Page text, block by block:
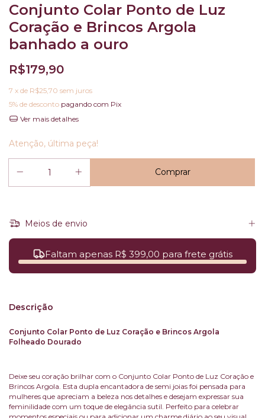
Conjunto Colar Ponto de Luz
Coração e Brincos Argola
banhado a ouro
R$179,90
7 x de R$25,70 sem juros
5% de desconto pagando com Pix
Ver mais detalhes
Atenção, última peça!
Meios de envio
Faltam apenas R$ 399,00 para frete grátis
Descrição
Conjunto Colar Ponto de Luz Coração e Brincos Argola
Folheado Dourado
Deixe seu coração brilhar com o Conjunto Colar Ponto de Luz Coração e
Brincos Argola. Esta dupla encantadora de semi joias foi pensada para
mulheres que apreciam a beleza nos detalhes e desejam expressar sua
feminilidade com um toque de elegância sutil. Perfeito para celebrar